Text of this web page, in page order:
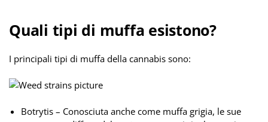
Quali tipi di muffa esistono?
I principali tipi di muffa della cannabis sono:
Botrytis – Conosciuta anche come muffa grigia, le sue